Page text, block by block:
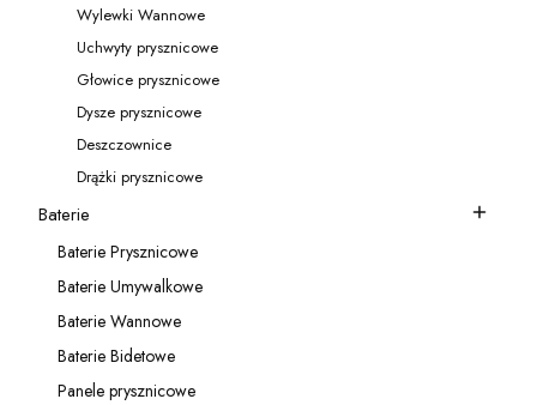
Kategoria - Wylewki Wannowe
Wylewki Wannowe
Kategoria - Uchwyty prysznicowe
Uchwyty prysznicowe
Kategoria - Głowice prysznicowe
Głowice prysznicowe
Kategoria - Dysze prysznicowe
Dysze prysznicowe
Kategoria - Deszczownice
Deszczownice
Kategoria - Drążki prysznicowe
Drążki prysznicowe
Kategoria - Baterie
Baterie
Kategoria - Baterie Prysznicowe
Baterie Prysznicowe
Kategoria - Baterie Umywalkowe
Baterie Umywalkowe
Kategoria - Baterie Wannowe
Baterie Wannowe
Kategoria - Baterie Bidetowe
Baterie Bidetowe
Panele prysznicowe